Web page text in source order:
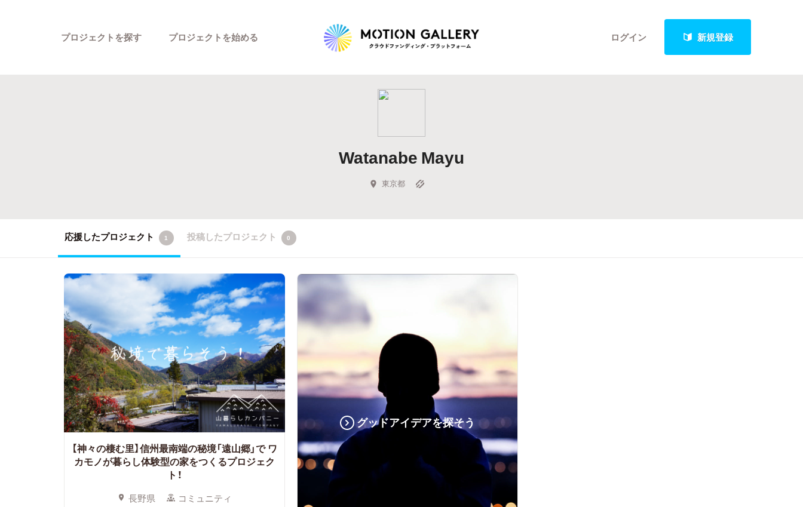
ログイン 新規登録
プロジェクトを探す
Highlight
Feature
キュレーターから探す
プロジェクトを始める
Watanabe Mayu
東京都
応援したプロジェクト 1 投稿したプロジェクト 0
【神々の棲む里】信州最南端の秘境「遠山郷」でワ
カモノが暮らし体験型の家をつくるプロジェク
ト！
長野県 コミュニティ
グッドアイデアを探そう